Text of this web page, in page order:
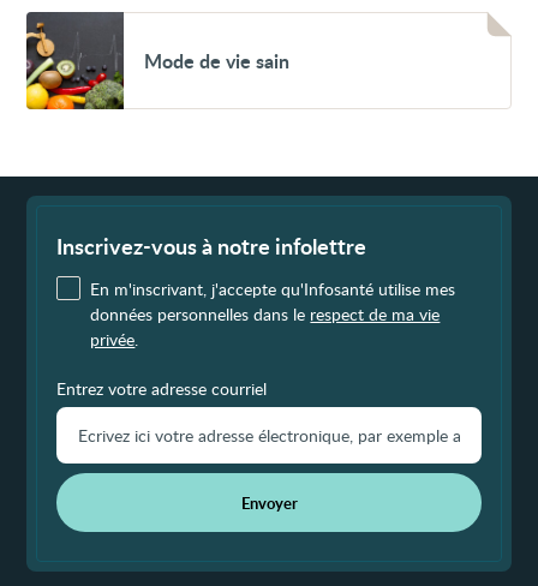
Voir
Mode
de
vie
sain
Mode de vie sain
Inscrivez-vous à notre infolettre
En m'inscrivant, j'accepte qu'Infosanté utilise mes
données personnelles dans le respect de ma vie
privée
Entrez votre adresse courriel
Envoyer